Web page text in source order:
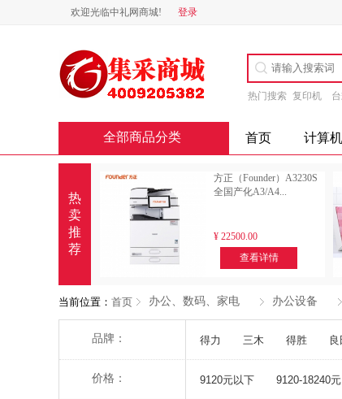
欢迎光临中礼网商城! 登录
热门搜索 复印机
全部商品分类 首页 计算
热
卖
推
荐
方正（Founder）A3230S
全国产化A3/A4...
¥ 22500.00
查看详情
当前位置： 首页 办公、数码、家电 办公设备
品牌： 得力 三木 得胜 良
价格： 9120元以下 9120-18240元